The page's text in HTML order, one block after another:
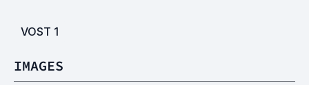
VOST 1
IMAGES